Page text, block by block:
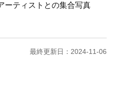
ーティストとの集合写真
最終更新日：2024-11-06